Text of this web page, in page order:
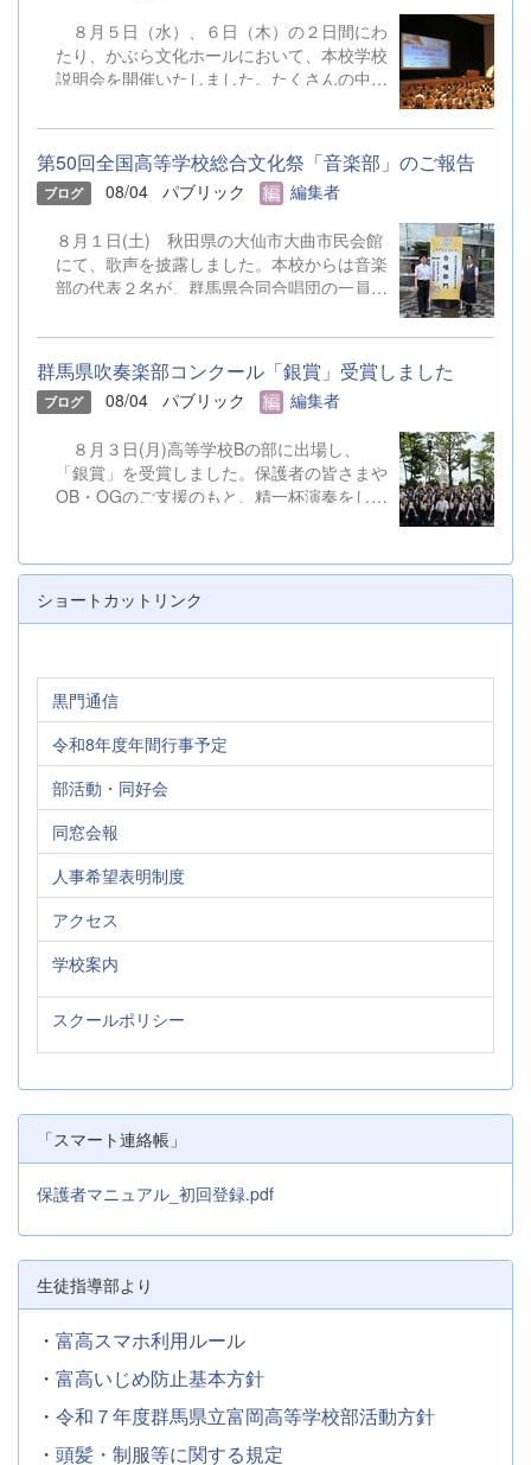
８月５日（水）、６日（木）の２日間にわ
たり、かぶら文化ホールにおいて、本校学校
説明会を開催いたしました。たくさんの中学
た。お忙しい中、ご来場ありがとうございま
した。 また、各日およそ80名のボランテ
ィアの生徒が各係業務や進行、学校紹介説
明、探究発表などの運営に携わりました。生
伝わっていれば幸いです。 &nbsp; &nbsp;
なお、本校は今年度、群馬県教育委員会か
らSAH+ Leading Schoolに認定されていま
断し、行動できる生徒の育成」に取り組んで
まいります。
第50回全国高等学校総合文化祭「音楽部」のご報告
ブログ 08/04 パブリック 編集者
８月１日(土) 秋田県の大仙市大曲市民会館
にて、歌声を披露しました。本校からは音楽
部の代表２名が、群馬県合同合唱団の一員と
群馬県吹奏楽部コンクール「銀賞」受賞しました
ブログ 08/04 パブリック 編集者
８月３日(月)高等学校Bの部に出場し、
「銀賞」を受賞しました。保護者の皆さまや
OB・OGのご支援のもと、精一杯演奏をして
は、ソロやアンサンブルのコンテストに向け
て始動します。引き続き、応援をよろしくお
願いいたします。 &nbsp; &nbsp; &nbsp;
ショートカットリンク
黒門通信
令和8年度年間行事予定
部活動・同好会
同窓会報
人事希望表明制度
アクセス
学校案内
スクールポリシー
「スマート連絡帳」
保護者マニュアル_初回登録.pdf
生徒指導部より
・ 富高スマホ利用ルール
・ 富高いじめ防止基本方針
・ 令和７年度群馬県立富岡高等学校部活動方針
・ 頭髪・制服等に関する規定